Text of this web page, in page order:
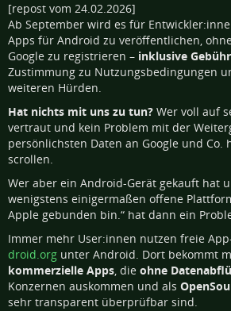
[repost vom 24.02.2026]
Ab September wird es für
Apps für Android zu veröffentlichen,
Google zu registrieren – inklusive
Zustimmung zu Nutzungsbedingungen
weiteren Hürden.
Hat nichts mit uns zu tun? Wer voll auf
vertraut und kein Problem mit der
persönlichsten Daten an Google und Co.
scrollen.
Wer aber ein Android-Gerät gekauft hat
wenigstens einigermaßen offene
Apple gebunden bin.“ hat dann ein
Immer mehr User:innen nutzen freie
droid.org unter Android. Dort bekommt
kommerzielle Apps, die ohne
Konzernen auskommen und als
sehr transparent überprüfbar sind.